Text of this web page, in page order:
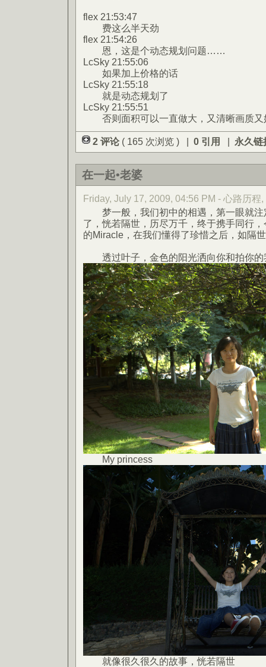
flex 21:53:47
费这么半天劲
flex 21:54:26
恩，这是个动态规划问题……
LcSky 21:55:06
如果加上价格的话
LcSky 21:55:18
就是动态规划了
LcSky 21:55:51
否则面积可以一直做大，又清晰画质又
2 评论 ( 165 次浏览 ) | 0 引用 | 永久链
在一起•老婆
Friday, July 17, 2009, 04:56 PM - 心路历程,
梦一般，我们初中的相遇，第一眼就注
了，恍若隔世，历尽万千，终于携手同行
的Miracle，在我们懂得了珍惜之后，如隔
透过叶子，金色的阳光洒向你和拍你的
My princess
就像很久很久的故事，恍若隔世